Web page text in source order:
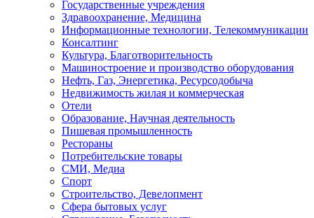
Государственные учреждения
Здравоохранение, Медицина
Информационные технологии, Телекоммуникации
Консалтинг
Культура, Благотворительность
Машиностроение и производство оборудования
Нефть, Газ, Энергетика, Ресурсодобыча
Недвижимость жилая и коммерческая
Отели
Образование, Научная деятельность
Пишевая промышленность
Рестораны
Потребительские товары
СМИ, Медиа
Спорт
Строительство, Девелопмент
Сфера бытовых услуг